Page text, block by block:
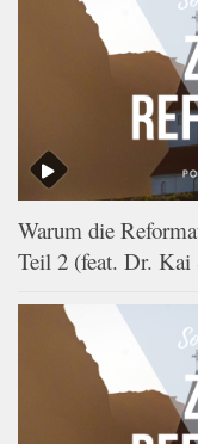
Warum die
Teil 2 (feat. Dr.